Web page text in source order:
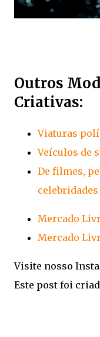
Outros
Criativas:
Viaturas
Veículos de
De filmes,
celebridades
Mercado
Mercado
Visite nosso
Este post foi